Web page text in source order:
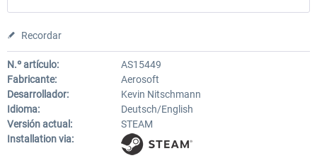
Recordar
N.º artículo:
AS15449
Fabricante:
Aerosoft
Desarrollador:
Kevin Nitschmann
Idioma:
Deutsch/English
Versión actual:
STEAM
Installation via: